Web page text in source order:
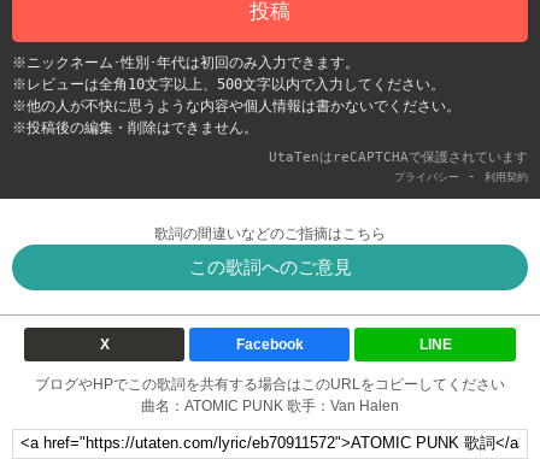
投稿
※ニックネーム･性別･年代は初回のみ入力できます。
※レビューは全角10文字以上、500文字以内で入力してください。
※他の人が不快に思うような内容や個人情報は書かないでください。
※投稿後の編集・削除はできません。
UtaTenはreCAPTCHAで保護されています
プライバシー - 利用契約
歌詞の間違いなどのご指摘はこちら
この歌詞へのご意見
X Facebook LINE
ブログやHPでこの歌詞を共有する場合はこのURLをコピーしてください
曲名：ATOMIC PUNK 歌手：Van Halen